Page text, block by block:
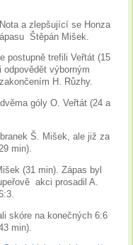
a zlepšující se Honza
Štěpán Mišek.
postupně trefili Veřtát (15
výborným
H. Růzhy.
góly O. Veřtát (24 a
Š. Mišek, ale již za
min).
(31 min). Zápas byl
akci prosadil A.
skóre na konečných 6:6
min).